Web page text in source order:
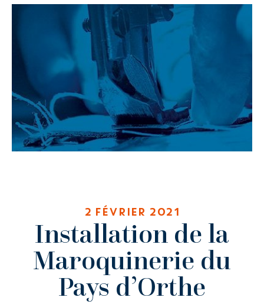
2 FÉVRIER 2021
Installation de la
Maroquinerie du
Pays d’Orthe